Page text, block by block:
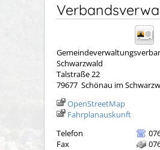
Schwarzwald
Talstraße 22
79677 Schönau im
OpenStreetMap
Fahrplanauskunft
Telefon
Fax